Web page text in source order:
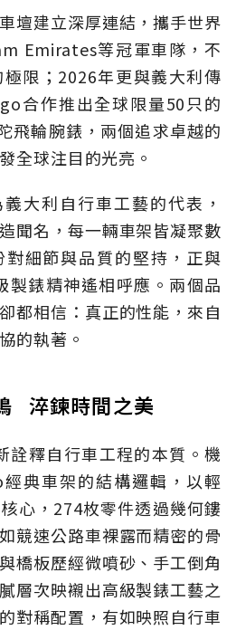
壇建立深厚連結，攜手世界
Emirates等冠軍車隊，不
限；2026年更與義大利傳
合作推出全球限量50只的
飛輪腕錶，兩個追求卓越的
全球注目的光亮。
大利自行車工藝的代表，
聞名，每一輛車架皆凝聚數
細節與品質的堅持，正與
製錶精神遙相呼應。兩個品
都相信：真正的性能，來自
的執著。
淬鍊時間之美
詮釋自行車工程的本質。機
典車架的結構邏輯，以輕
心，274枚零件透過幾何鏤
競速公路車裸露而精密的骨
橋板歷經微噴砂、手工倒角
層次映襯出高級製錶工藝之
對稱配置，有如映照自行車